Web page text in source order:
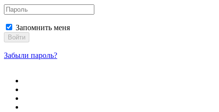
Запомнить меня
Войти
Забыли пароль?